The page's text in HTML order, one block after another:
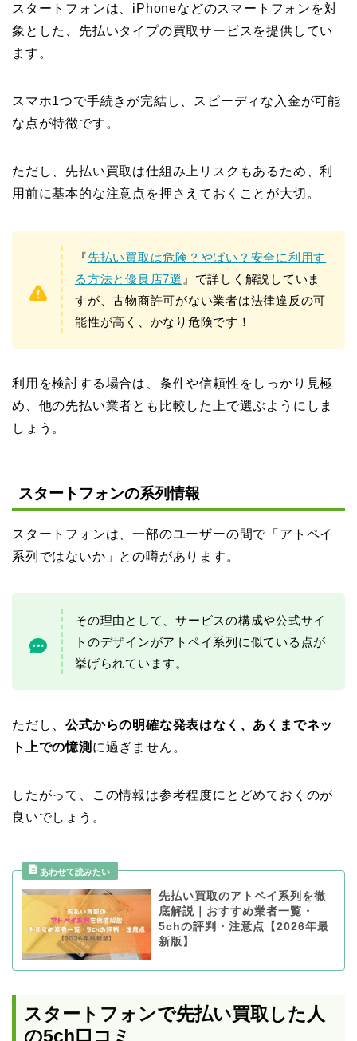
スタートフォンは、iPhoneなどのスマートフォンを対
象とした、先払いタイプの買取サービスを提供してい
ます。
スマホ1つで手続きが完結し、スピーディな入金が可能
な点が特徴です。
ただし、先払い買取は仕組み上リスクもあるため、利
用前に基本的な注意点を押さえておくことが大切。
『先払い買取は危険？やばい？安全に利用す
る方法と優良店7選 』で詳しく解説していま
すが、古物商許可がない業者は法律違反の可
能性が高く、かなり危険です！
利用を検討する場合は、条件や信頼性をしっかり見極
め、他の先払い業者とも比較した上で選ぶようにしま
しょう。
スタートフォンの系列情報
スタートフォンは、一部のユーザーの間で「アトペイ
系列ではないか」との噂があります。
その理由として、サービスの構成や公式サイ
トのデザインがアトペイ系列に似ている点が
挙げられています。
ただし、公式からの明確な発表はなく、あくまでネッ
ト上での憶測 に過ぎません。
したがって、この情報は参考程度にとどめておくのが
良いでしょう。
先払い買取のアトペイ系列を徹
底解説｜おすすめ業者一覧・
5chの評判・注意点【2026年最
新版】
スタートフォンで先払い買取した人
の5ch口コミ